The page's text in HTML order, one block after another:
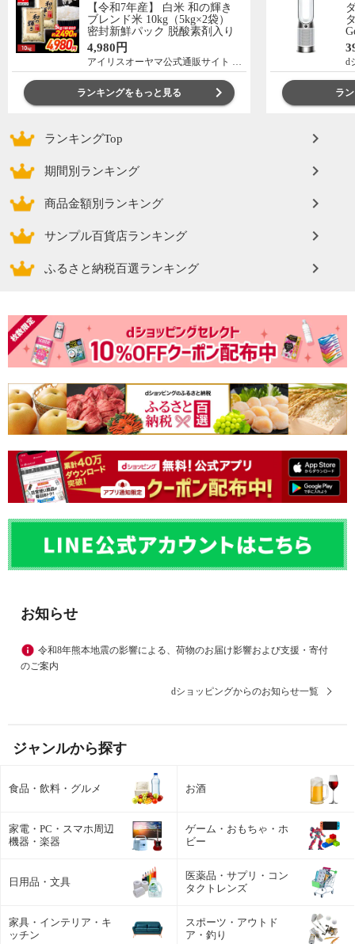
【令和7年産】 白米 和の輝き
ブレンド米 10kg（5kg×2袋）
密封新鮮パック 脱酸素剤入り
米 お米 低温製法米 アイリスオ
ーヤマ [食品]
4,980円
アイリスオーヤマ公式通販サイト アイリスプラザ
ランキングをもっと見る
d
ラ
ランキングTop
期間別ランキング
商品金額別ランキング
サンプル百貨店ランキング
ふるさと納税百選ランキング
お知らせ
令和8年熊本地震の影響による、荷物のお届け影響および支援・寄付
のご案内
dショッピングからのお知らせ一覧
ジャンルから探す
食品・飲料・グルメ お酒
家電・PC・スマホ周辺
機器・楽器
ゲーム・おもちゃ・ホ
ビー
日用品・文具
医薬品・サプリ・コン
タクトレンズ
家具・インテリア・キ
ッチン
スポーツ・アウトド
ア・釣り